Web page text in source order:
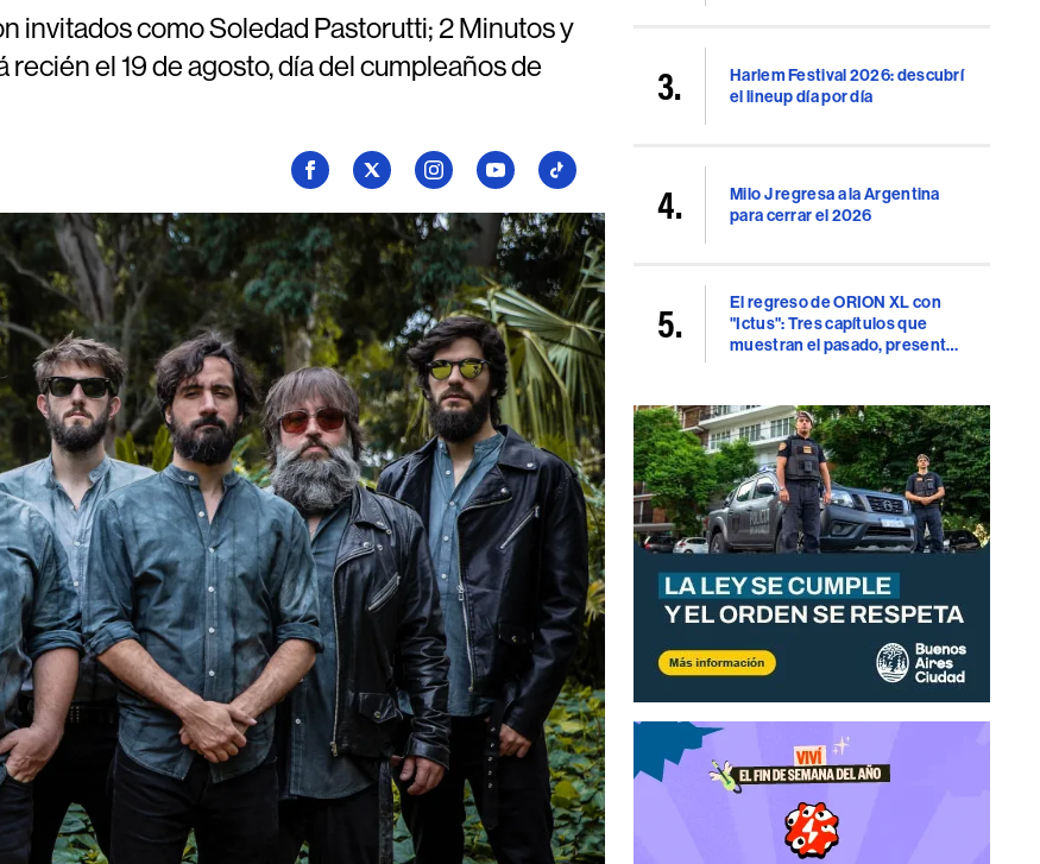
invitados como Soledad Pastorutti; 2 Minutos y
el 19 de agosto, día del cumpleaños de
Seguí
Billboard
en
Facebook
Seguí
Billboard
en
Seguí
Billboard
en
Instagram
Seguí
Billboard
en
YouTube
Seguí
Billboard
en
TikTok
Harlem Festival 2026: descubrí
el lineup día por día
Milo J regresa a la Argentina
para cerrar el 2026
El regreso de ORION XL con
"Ictus": Tres capítulos que
muestran el pasado, presente